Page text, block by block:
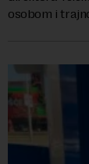
osobom i